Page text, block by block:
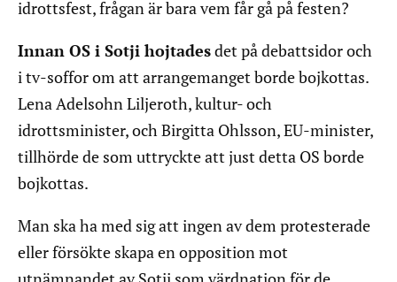
idrottsfest, frågan är bara vem får gå på festen?
Innan OS i Sotji hojtadesdet på debattsidor och
i tv-soffor om att arrangemanget borde bojkottas.
Lena Adelsohn Liljeroth, kultur- och
idrottsminister, och Birgitta Ohlsson, EU-minister,
tillhörde de som uttryckte att just detta OS borde
bojkottas.
Man ska ha med sig att ingen av dem protesterade
eller försökte skapa en opposition mot